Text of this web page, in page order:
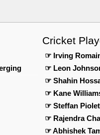
Cricket
☞ Irving
☞ Leon
☞ Shahin
☞ Kane
☞ Steffan
☞ Rajendra
☞ Abhishek